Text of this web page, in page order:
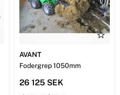
AVANT
Fodergrep 1050mm
26 125 SEK